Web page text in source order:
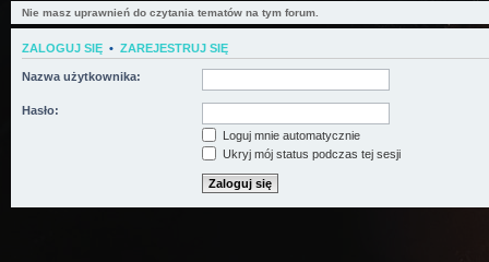
Nie masz uprawnień do czytania tematów na tym forum.
ZALOGUJ SIĘ • ZAREJESTRUJ SIĘ
Nazwa użytkownika:
Hasło:
Loguj mnie automatycznie
Ukryj mój status podczas tej sesji